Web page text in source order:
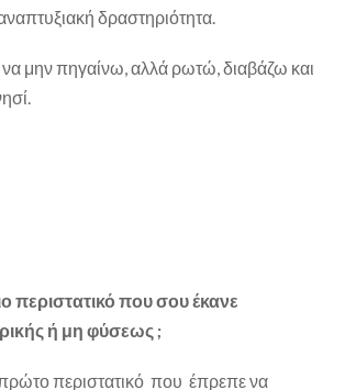
δραστηριότητα.
μην πηγαίνω, αλλά ρωτώ, διαβάζω και
περιστατικό που σου έκανε
ή μη φύσεως ;
περιστατικό που έπρεπε να